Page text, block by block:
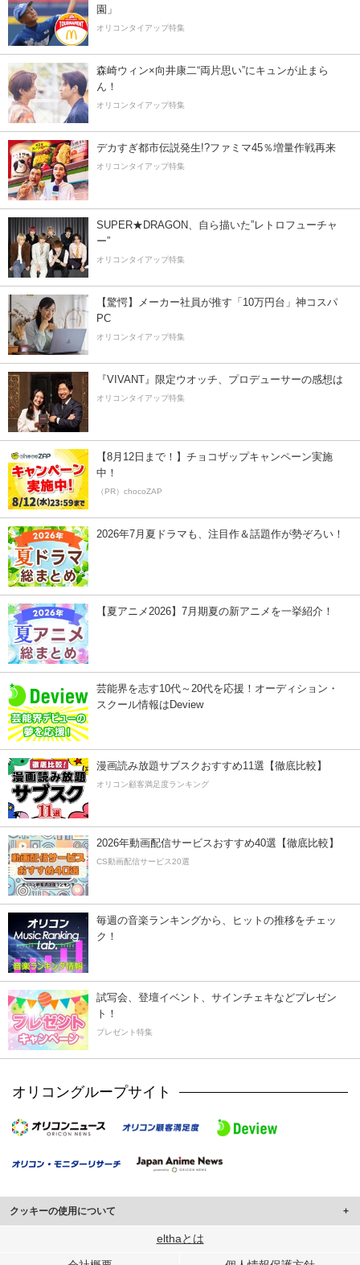
園」
オリコンタイアップ特集
森崎ウィン×向井康二“両片思い”にキュンが止まら
ん！
オリコンタイアップ特集
デカすぎ都市伝説発生!?ファミマ45％増量作戦再来
オリコンタイアップ特集
SUPER★DRAGON、自ら描いた”レトロフューチャ
ー”
オリコンタイアップ特集
【驚愕】メーカー社員が推す「10万円台」神コスパ
PC
オリコンタイアップ特集
『VIVANT』限定ウオッチ、プロデューサーの感想は
オリコンタイアップ特集
【8月12日まで！】チョコザップキャンペーン実施
中！
（PR）chocoZAP
2026年7月夏ドラマも、注目作＆話題作が勢ぞろい！
【夏アニメ2026】7月期夏の新アニメを一挙紹介！
芸能界を志す10代～20代を応援！オーディション・
スクール情報はDeview
漫画読み放題サブスクおすすめ11選【徹底比較】
オリコン顧客満足度ランキング
2026年動画配信サービスおすすめ40選【徹底比較】
CS動画配信サービス20選
毎週の音楽ランキングから、ヒットの推移をチェッ
ク！
試写会、登壇イベント、サインチェキなどプレゼン
ト！
プレゼント特集
オリコングループサイト
クッキーの使用について
このサイトでは Cookie を使用して、ユーザーに合わせたコンテンツや広告の
elthaとは